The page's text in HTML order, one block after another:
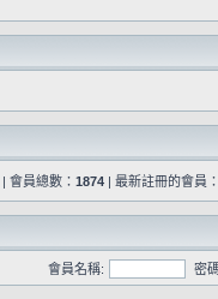
| 會員總數： 1874 | 最新註冊的會員
會員名稱: 密